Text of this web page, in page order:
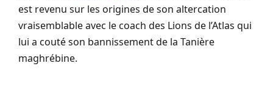
est revenu sur les origines de son altercation
vraisemblable avec le coach des Lions de l’Atlas qui
lui a couté son bannissement de la Tanière
maghrébine.